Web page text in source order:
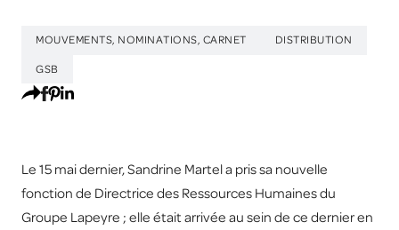
MOUVEMENTS, NOMINATIONS, CARNET DISTRIBUTION
GSB
Le 15 mai dernier, Sandrine Martel a pris sa nouvelle
fonction de Directrice des Ressources Humaines du
Groupe Lapeyre ; elle était arrivée au sein de ce dernier en